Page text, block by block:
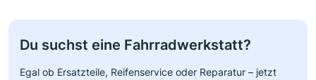
Du suchst eine Fahrradwerkstatt?
Egal ob Ersatzteile, Reifenservice oder Reparatur – jetzt